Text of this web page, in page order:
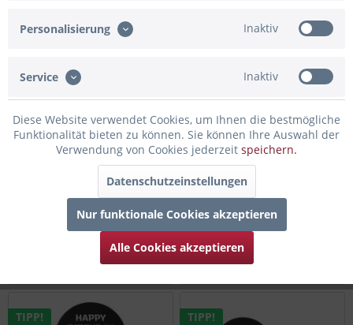
Cake Topper Fußball "Zahl"
Cake Topper Geiler Typ Set
"Zahl" aus Acryl
19,95 € *
TIPP! TIPP!
Personalisierung Inaktiv
Service Inaktiv
Diese Website verwendet Cookies, um Ihnen die bestmögliche
Funktionalität bieten zu können. Sie können Ihre Auswahl der
Verwendung von Cookies jederzeit speichern.
Datenschutzeinstellungen
Nur funktionale Cookies akzeptieren
Alle Cookies akzeptieren